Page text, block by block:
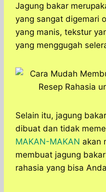
a
t
s
A
p
c
e
o
o
s
s
n
g
r
l
e
g
r
a
y
p
n
e
Jagung bakar
yang sangat digemari
yang manis, tekstur
yang menggugah
Selain itu, jagung
dibuat dan tidak
MAKAN-MAKAN akan
membuat jagung
rahasia yang bisa